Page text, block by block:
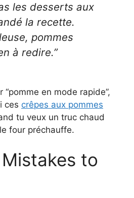
les desserts aux
la recette.
pommes
à redire.”
“pomme en mode rapide”,
ces crêpes aux pommes
tu veux un truc chaud
four préchauffe.
to